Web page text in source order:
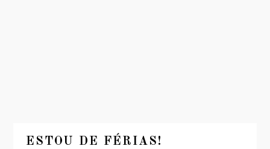
MODA
ESTOU DE FÉRIAS!